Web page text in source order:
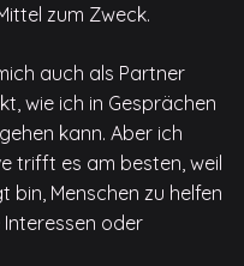
zum Zweck.
auch als Partner
wie ich in Gesprächen
kann. Aber ich
trifft es am besten, weil
Menschen zu helfen
Interessen oder